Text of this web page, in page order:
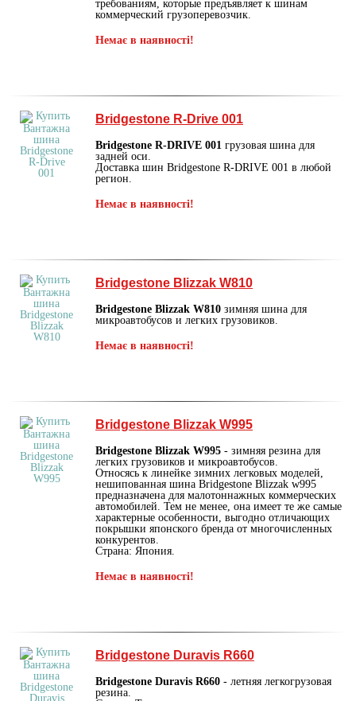
требованиям, которые предъявляет к шинам
коммерческий грузоперевозчик.
Немає в наявності!
Bridgestone R-Drive 001
Bridgestone R-DRIVE 001 грузовая шина для
задней оси.
Доставка шин Bridgestone R-DRIVE 001 в любой
регион.
Немає в наявності!
Bridgestone Blizzak W810
Bridgestone Blizzak W810 зимняя шина для
микроавтобусов и легких грузовиков.
Немає в наявності!
Bridgestone Blizzak W995
Bridgestone Blizzak W995 - зимняя резина для
легких грузовиков и микроавтобусов.
Относясь к линейке зимних легковых моделей,
нешипованная шина Bridgestone Blizzak w995
предназначена для малотоннажных коммерческих
автомобилей. Тем не менее, она имеет те же самые
характерные особенности, выгодно отличающих
покрышки японского бренда от многочисленных
конкурентов.
Страна: Япония.
Немає в наявності!
Bridgestone Duravis R660
Bridgestone Duravis R660 - летняя легкогрузовая
резина.